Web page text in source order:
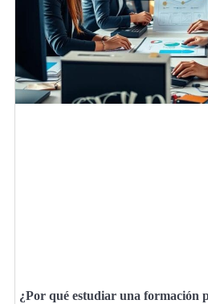
¿Por qué estudiar una formación